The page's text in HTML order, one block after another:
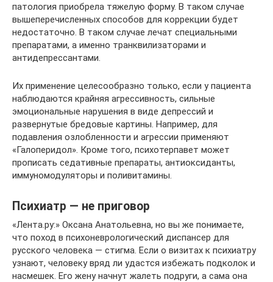
патология приобрела тяжелую форму. В таком случае
вышеперечисленных способов для коррекции будет
недостаточно. В таком случае лечат специальными
препаратами, а именно транквилизаторами и
антидепрессантами.
Их применение целесообразно только, если у пациента
наблюдаются крайняя агрессивность, сильные
эмоциональные нарушения в виде депрессий и
развернутые бредовые картины. Например, для
подавления озлобленности и агрессии применяют
«Галоперидол». Кроме того, психотерпавет может
прописать седативные препараты, антиоксиданты,
иммуномодуляторы и поливитамины.
Психиатр — не приговор
«Лента.ру:» Оксана Анатольевна, но вы же понимаете,
что поход в психоневрологический диспансер для
русского человека — стигма. Если о визитах к психиатру
узнают, человеку вряд ли удастся избежать подколок и
насмешек. Его жену начнут жалеть подруги, а сама она